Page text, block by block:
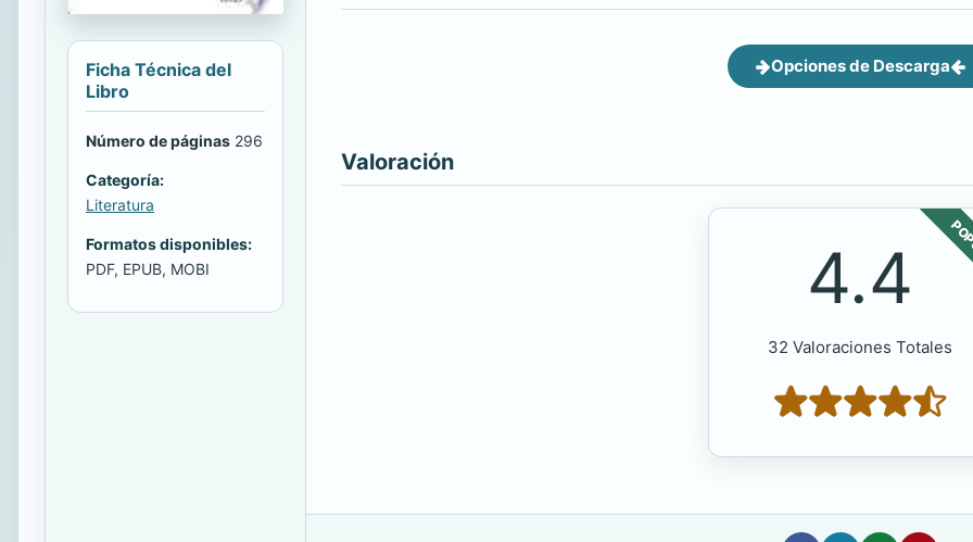
Ficha Técnica del
Libro
Número de páginas 296
Categoría:
Literatura
Formatos disponibles:
PDF, EPUB, MOBI
Opciones de Descarga
Valoración
4.4
32 Valoraciones Totales